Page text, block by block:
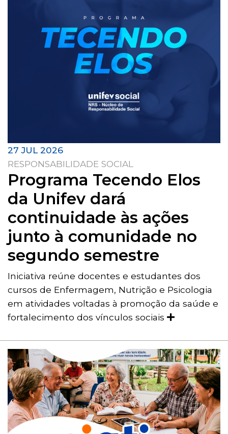
27 JUL 2026
RESPONSABILIDADE SOCIAL
Programa Tecendo Elos
da Unifev dará
continuidade às ações
junto à comunidade no
segundo semestre
Iniciativa reúne docentes e estudantes dos
cursos de Enfermagem, Nutrição e Psicologia
em atividades voltadas à promoção da saúde e
fortalecimento dos vínculos sociais